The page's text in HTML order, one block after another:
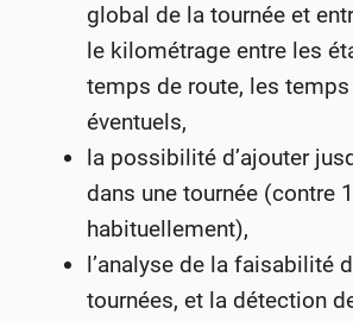
global de la tournée et
le kilométrage entre les
temps de route, les temps
éventuels,
la possibilité d’ajouter
dans une tournée (contre
habituellement),
l’analyse de la faisabilité
tournées, et la détection